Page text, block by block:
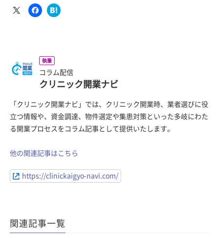
執筆
コラム配信
クリニック開業ナビ
「クリニック開業ナビ」では、クリニック開業時、業者選びに役
立つ情報や、資金調達、物件選定や集患対策といった多岐にわた
る開業プロセスをコラム記事として提供いたします。
他の関連記事はこちら
https://clinickaigyo-navi.com/
関連記事一覧